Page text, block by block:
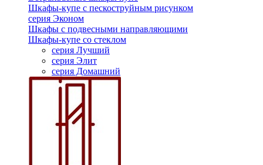
Шкафы-купе с пескоструйным рисунком
серия Эконом
Шкафы с подвесными направляющими
Шкафы-купе со стеклом
серия Лучший
серия Элит
серия Домашний